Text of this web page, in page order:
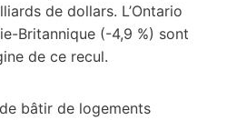
de dollars. L’Ontario
Britannique (-4,9 %) sont
de ce recul.
bâtir de logements